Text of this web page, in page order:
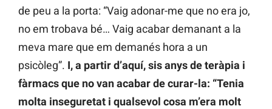
de peu a la porta: “Vaig adonar-me que no era jo,
no em trobava bé… Vaig acabar demanant a la
meva mare que em demanés hora a un
psicòleg”. I, a partir d’aquí, sis anys de teràpia i
fàrmacs que no van acabar de curar-la: “Tenia
molta inseguretat i qualsevol cosa m’era molt